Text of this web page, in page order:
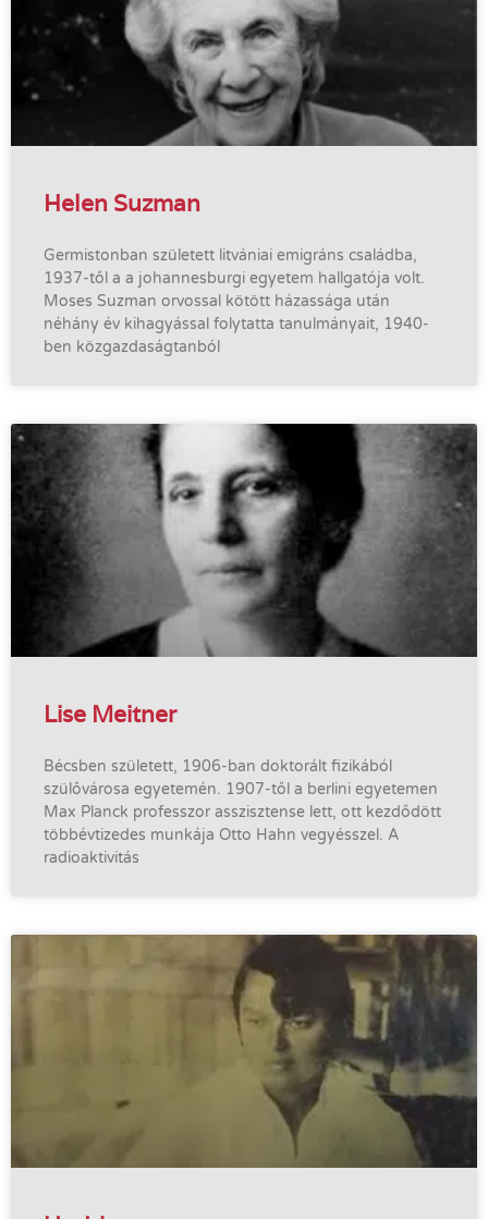
Helen Suzman
Germistonban született litvániai emigráns családba,
1937-től a a johannesburgi egyetem hallgatója volt.
Moses Suzman orvossal kötött házassága után
néhány év kihagyással folytatta tanulmányait, 1940-
ben közgazdaságtanból
Lise Meitner
Bécsben született, 1906-ban doktorált fizikából
szülővárosa egyetemén. 1907-től a berlini egyetemen
Max Planck professzor asszisztense lett, ott kezdődött
többévtizedes munkája Otto Hahn vegyésszel. A
radioaktivitás